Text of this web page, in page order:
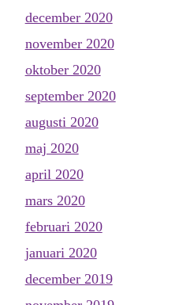
december 2020
november 2020
oktober 2020
september 2020
augusti 2020
maj 2020
april 2020
mars 2020
februari 2020
januari 2020
december 2019